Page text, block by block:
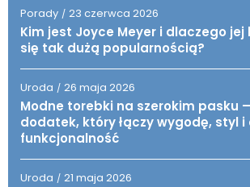
Porady / 23 czerwca 2026
Kim jest Joyce Meyer i dlaczego jej
się tak dużą popularnością?
Uroda / 26 maja 2026
Modne torebki na szerokim pasku
dodatek, który łączy wygodę, styl i
funkcjonalność
Uroda / 21 maja 2026